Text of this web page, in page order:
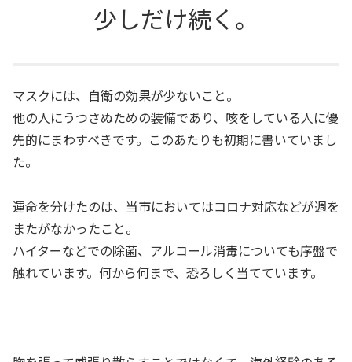
少しだけ続く。
マスクには、自衛の効果が少ないこと。
他の人にうつさぬための装備であり、咳をしている人に優
先的にまわすべきです。このあたりも初期に書いていまし
た。
運命を分けたのは、当市においてはコロナ対応などが週を
またがなかったこと。
ハイターなどでの除菌、アルコール消毒についても序盤で
触れています。何から何まで、恐ろしく当てています。